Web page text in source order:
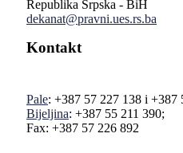
Republika Srpska - BiH
dekanat@pravni.ues.rs.ba
Kontakt
Pale: +387 57 227 138 i +387
Bijeljina: +387 55 211 390;
Fax: +387 57 226 892